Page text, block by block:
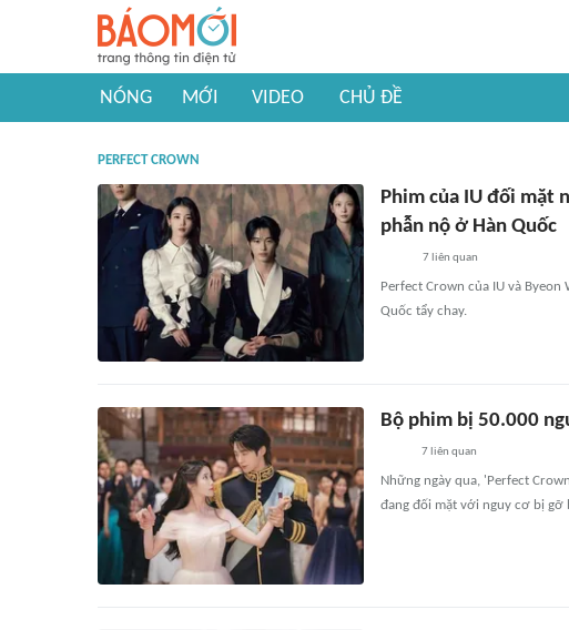
NÓNG MỚI VIDEO CHỦ ĐỀ
PERFECT CROWN
Phim của IU đối mặt
phẫn nộ ở Hàn Quốc
7 liên quan
Perfect Crown của IU và
Quốc tẩy chay.
Bộ phim bị 50.000
7liên quan
Những ngày qua, 'Perfect
đang đối mặt với nguy cơ bị gỡ